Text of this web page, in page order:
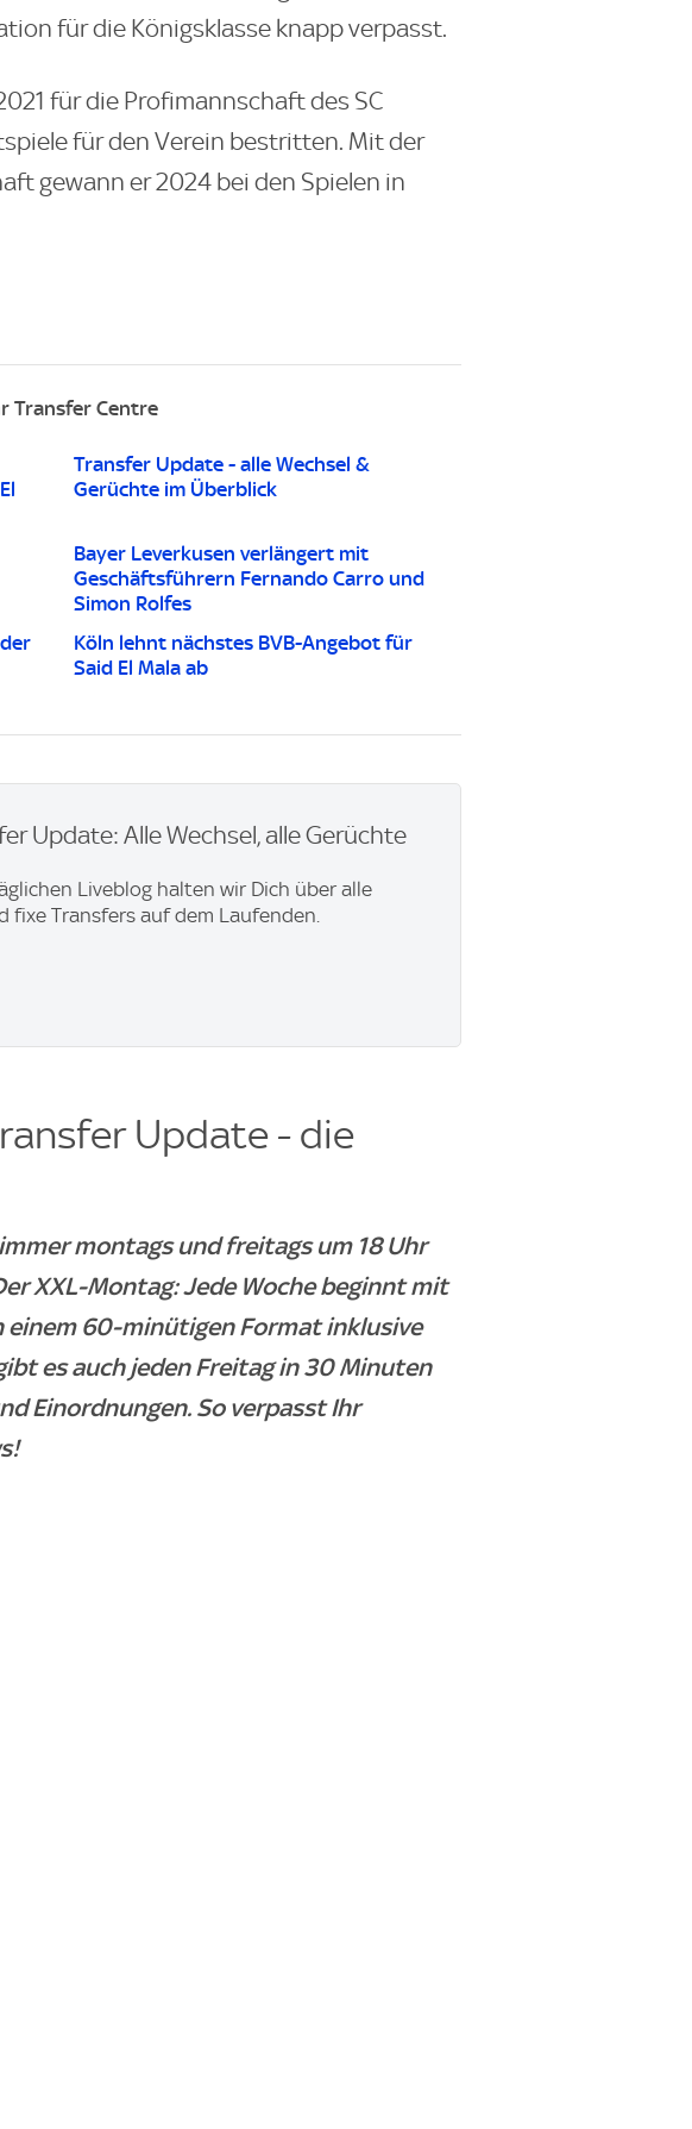
für die Königsklasse knapp verpasst.
für die Profimannschaft des SC
für den Verein bestritten. Mit der
gewann er 2024 bei den Spielen in
Transfer Centre
Transfer Update - alle Wechsel &
Gerüchte im Überblick
Bayer Leverkusen verlängert mit
Geschäftsführern Fernando Carro und
Simon Rolfes
Köln lehnt nächstes BVB-Angebot für
Said El Mala ab
Update: Alle Wechsel, alle Gerüchte
Liveblog halten wir Dich über alle
fixe Transfers auf dem Laufenden.
Update - die
montags und freitags um 18 Uhr
XXL-Montag: Jede Woche beginnt mit
einem 60-minütigen Format inklusive
es auch jeden Freitag in 30 Minuten
Einordnungen. So verpasst Ihr